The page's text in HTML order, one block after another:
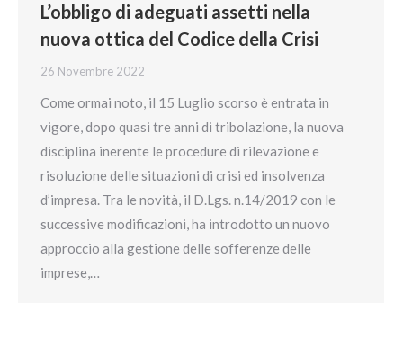
L’obbligo di adeguati assetti nella
nuova ottica del Codice della Crisi
26 Novembre 2022
Come ormai noto, il 15 Luglio scorso è entrata in
vigore, dopo quasi tre anni di tribolazione, la nuova
disciplina inerente le procedure di rilevazione e
risoluzione delle situazioni di crisi ed insolvenza
d’impresa. Tra le novità, il D.Lgs. n.14/2019 con le
successive modificazioni, ha introdotto un nuovo
approccio alla gestione delle sofferenze delle
imprese,…